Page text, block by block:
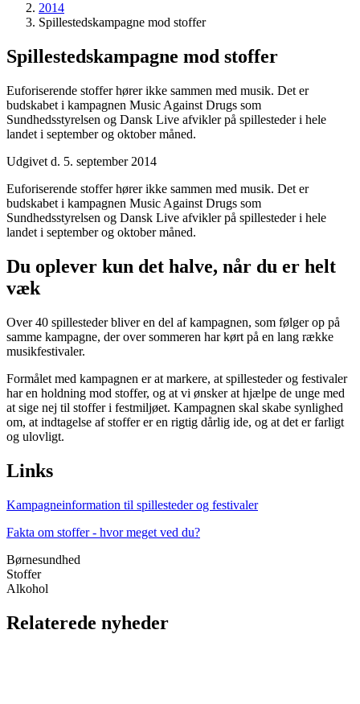
2014
Spillesteds­kampagne mod stoffer
Spillesteds­kampagne mod stoffer
Euforiserende stoffer hører ikke sammen med musik. Det er
budskabet i kampagnen Music Against Drugs som
Sundhedsstyrelsen og Dansk Live afvikler på spillesteder i hele
landet i september og oktober måned.
Udgivet d. 5. september 2014
Euforiserende stoffer hører ikke sammen med musik. Det er
budskabet i kampagnen Music Against Drugs som
Sundhedsstyrelsen og Dansk Live afvikler på spillesteder i hele
landet i september og oktober måned.
Du oplever kun det halve, når du er helt
væk
Over 40 spillesteder bliver en del af kampagnen, som følger op på
samme kampagne, der over sommeren har kørt på en lang række
musikfestivaler.
Formålet med kampagnen er at markere, at spillesteder og festivaler
har en holdning mod stoffer, og at vi ønsker at hjælpe de unge med
at sige nej til stoffer i festmiljøet. Kampagnen skal skabe synlighed
om, at indtagelse af stoffer er en rigtig dårlig ide, og at det er farligt
og ulovligt.
Links
Kampagneinformation til spillesteder og festivaler
Fakta om stoffer - hvor meget ved du?
Børnesundhed
Stoffer
Alkohol
Relaterede nyheder